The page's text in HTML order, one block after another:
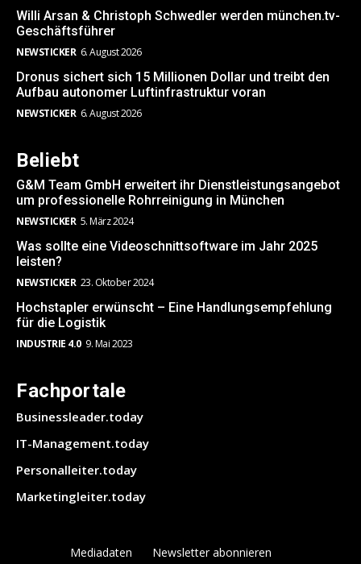
Willi Arsan & Christoph Schwedler werden münchen.tv-
Geschäftsführer
NEWSTICKER 6. August 2026
Dronus sichert sich 15 Millionen Dollar und treibt den
Aufbau autonomer Luftinfrastruktur voran
NEWSTICKER 6. August 2026
Beliebt
G&M Team GmbH erweitert ihr Dienstleistungsangebot
um professionelle Rohrreinigung in München
NEWSTICKER 5. März 2024
Was sollte eine Videoschnittsoftware im Jahr 2025
leisten?
NEWSTICKER 23. Oktober 2024
Hochstapler erwünscht – Eine Handlungsempfehlung
für die Logistik
INDUSTRIE 4.0 9. Mai 2023
Fachportale
Businessleader.today
IT-Management.today
Personalleiter.today
Marketingleiter.today
Mediadaten Newsletter abonnieren